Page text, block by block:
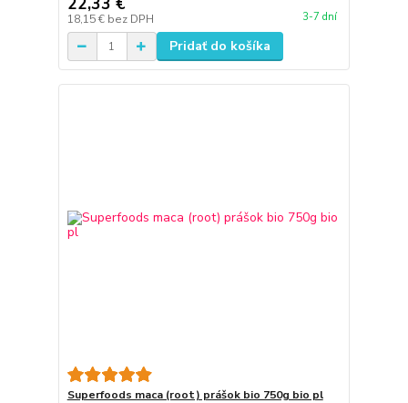
18,15 € bez DPH 3-7 dní
Pridať do košíka
Superfoods maca (root) prášok bio 750g bio pl